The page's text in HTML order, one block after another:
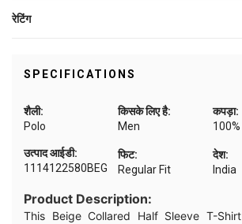
रेटिंग
SPECIFICATIONS
शैली:
Polo
किसके लिए है:
Men
कपड़ा:
फिट:
Regular Fit
देश:
India
उत्पाद आईडी:
1114122580BEG
Product Description:
This Beige Collared Half Sleeve T-